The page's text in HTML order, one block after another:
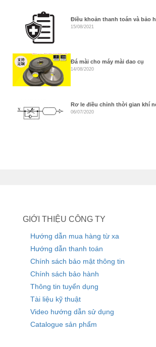
Điều khoản thanh toán và bảo
15/08/2021
Đá mài cho máy mài dao cụ
14/08/2020
Rơ le điều chỉnh thời gian khí
06/07/2020
GIỚI THIỆU CÔNG TY
Hướng dẫn mua hàng từ xa
Hướng dẫn thanh toán
Chính sách bảo mật thông tin
Chính sách bảo hành
Thông tin tuyển dụng
Tài liệu kỹ thuật
Video hướng dẫn sử dụng
Catalogue sản phẩm